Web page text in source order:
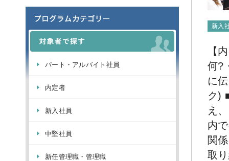
パート・アルバイト社員
内定者
新入社員
中堅社員
新任管理職・管理職
新入
【
何?
に
ク)
え
内
関
取